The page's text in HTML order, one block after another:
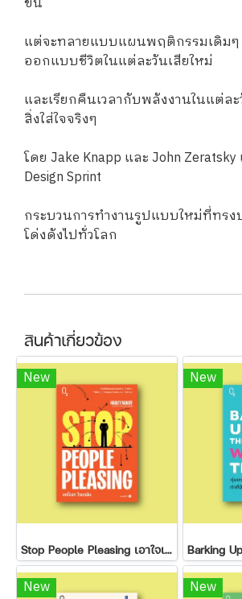
แต่จะทลายแบบแผนพฤติกรรมเดิม
ออกแบบชีวิตในแต่ละวันเสียใหม่
และเรียกคืนเวลากับพลังงานในแต่ล
สิ่งใส่ใจจริงๆ
โดย Jake Knapp และ John Zeratsky
Design Sprint
กระบวนการทำงานรูปแบบใหม่ที่ทรง
โด่งดังไปทั่วโลก
สินค้าเกี่ยวข้อง
New
Stop People Pleasing เอาใจเขา ใจเราเจ็บ
New
New New